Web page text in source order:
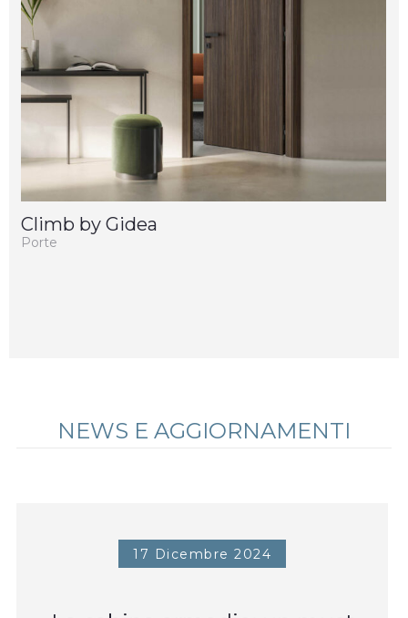
Climb by Gidea
Porte
NEWS E AGGIORNAMENTI
17 Dicembre 2024